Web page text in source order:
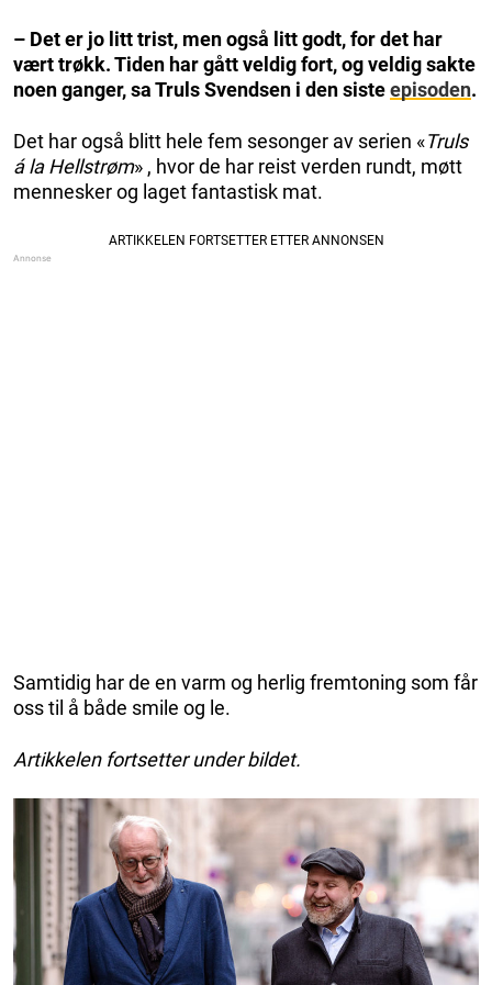
– Det er jo litt trist, men også litt godt, for det har
vært trøkk. Tiden har gått veldig fort, og veldig sakte
noen ganger, sa Truls Svendsen i den sisteepisoden.
Det har også blitt hele fem sesonger av serien «Truls
á la Hellstrøm» , hvor de har reist verden rundt, møtt
mennesker og laget fantastisk mat.
Samtidig har de en varm og herlig fremtoning som får
oss til å både smile og le.
Artikkelen fortsetter under bildet.